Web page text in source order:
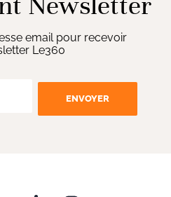
email pour recevoir
Le360
ENVOYER